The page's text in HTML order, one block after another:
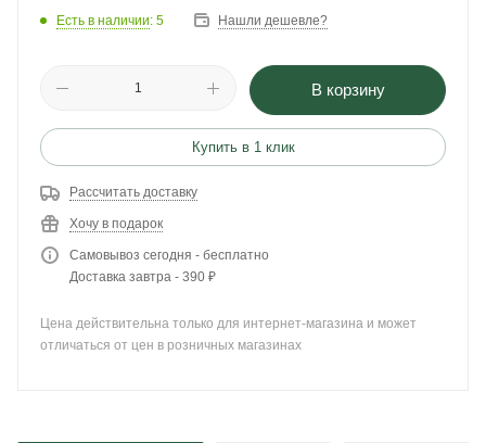
Есть в наличии: 5 Нашли дешевле?
В корзину
Купить в 1 клик
Рассчитать доставку
Хочу в подарок
Самовывоз сегодня - бесплатно
Доставка завтра - 390 ₽
Цена действительна только для интернет-магазина и может
отличаться от цен в розничных магазинах